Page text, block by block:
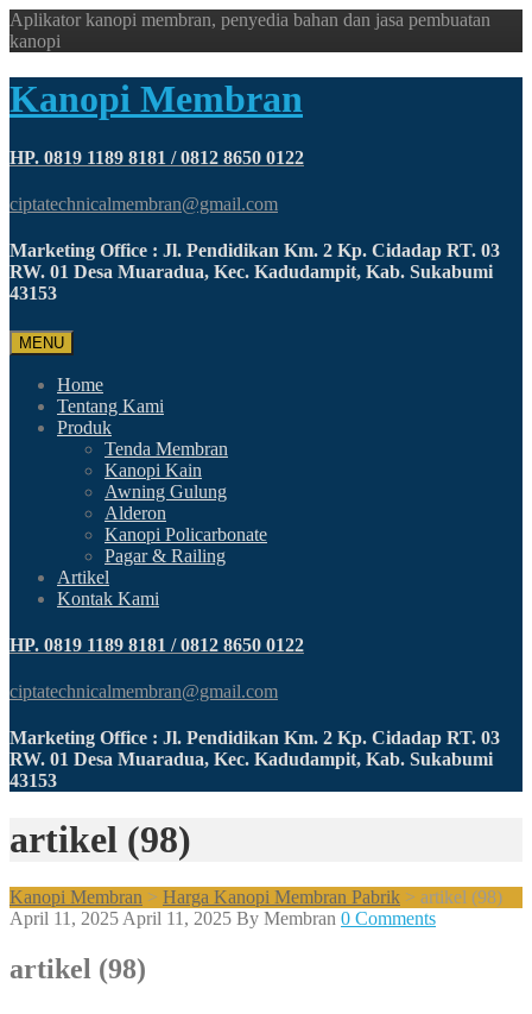
Aplikator kanopi membran, penyedia bahan dan jasa pembuatan
kanopi
Kanopi Membran
HP. 0819 1189 8181 / 0812 8650 0122
ciptatechnicalmembran@gmail.com
Marketing Office : Jl. Pendidikan Km. 2 Kp. Cidadap RT. 03
RW. 01 Desa Muaradua, Kec. Kadudampit, Kab. Sukabumi
43153
MENU
Home
Tentang Kami
Produk
Tenda Membran
Kanopi Kain
Awning Gulung
Alderon
Kanopi Policarbonate
Pagar & Railing
Artikel
Kontak Kami
HP. 0819 1189 8181 / 0812 8650 0122
ciptatechnicalmembran@gmail.com
Marketing Office : Jl. Pendidikan Km. 2 Kp. Cidadap RT. 03
RW. 01 Desa Muaradua, Kec. Kadudampit, Kab. Sukabumi
43153
artikel (98)
Kanopi Membran > Harga Kanopi Membran Pabrik > artikel (98)
April 11, 2025 April 11, 2025 By Membran 0 Comments
artikel (98)